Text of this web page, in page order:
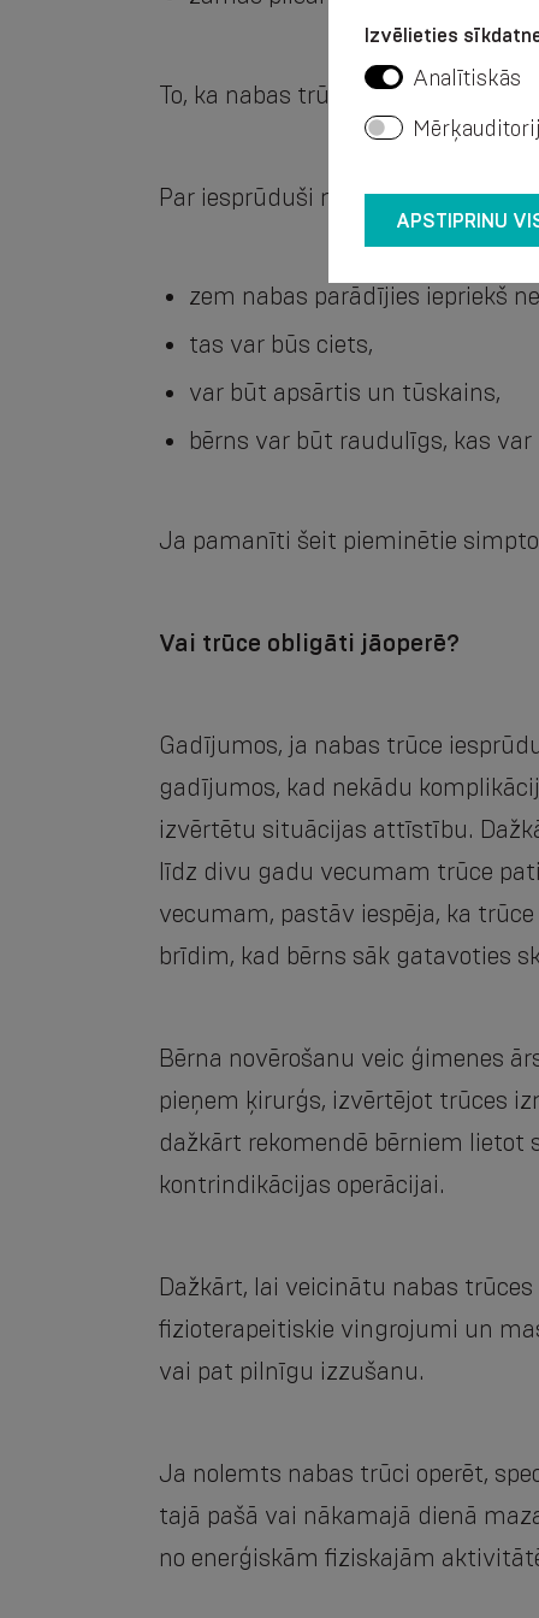
To, ka nabas trūce iesprūdusi, var
Par iesprūduši nabas trūci liecina:
zem nabas parādījies iepriekš
tas var būs ciets,
var būt apsārtis un tūskains,
bērns var būt raudulīgs, kas
Ja pamanīti šeit pieminētie
Vai trūce obligāti jāoperē?
Gadījumos, ja nabas trūce
gadījumos, kad nekādu
izvērtētu situācijas attīstību.
līdz divu gadu vecumam trūce
vecumam, pastāv iespēja, ka
brīdim, kad bērns sāk gatavoties
Bērna novērošanu veic ģimenes
pieņem ķirurģs, izvērtējot trūces
dažkārt rekomendē bērniem lietot
kontrindikācijas operācijai.
Dažkārt, lai veicinātu nabas
fizioterapeitiskie vingrojumi un
vai pat pilnīgu izzušanu.
Ja nolemts nabas trūci operēt,
tajā pašā vai nākamajā dienā
no enerģiskām fiziskajām
Izvēlieties
Analītiskās
APSTIPRINU